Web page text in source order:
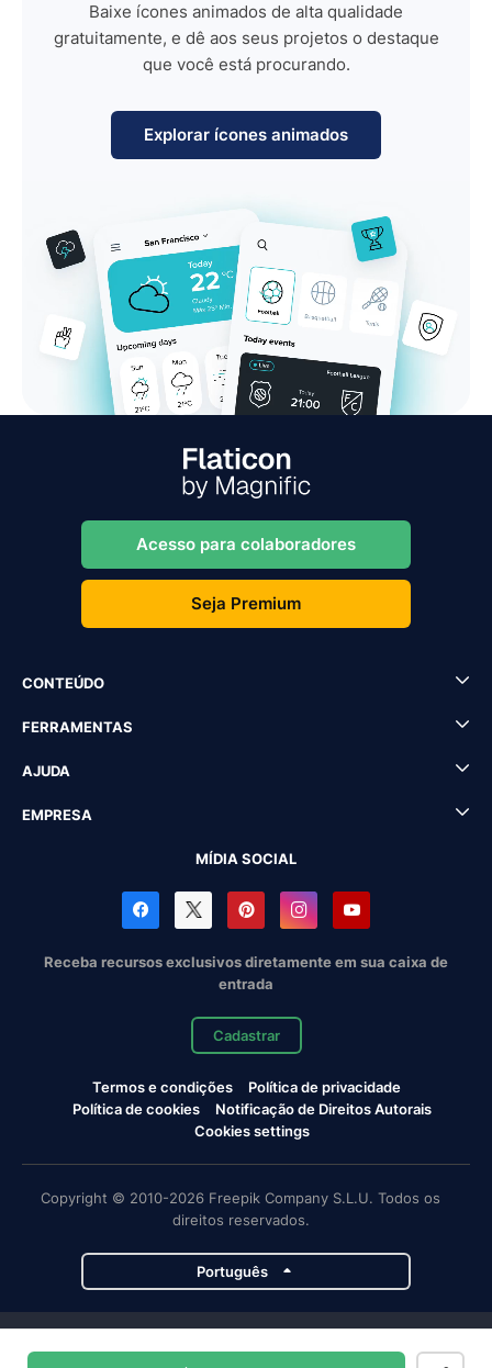
Baixe ícones animados de alta qualidade
gratuitamente, e dê aos seus projetos o destaque
que você está procurando.
Explorar ícones animados
Acesso para colaboradores
Seja Premium
CONTEÚDO
FERRAMENTAS
AJUDA
EMPRESA
MÍDIA SOCIAL
Receba recursos exclusivos diretamente em sua caixa de
entrada
Cadastrar
Termos e condições
Política de privacidade
Política de cookies
Notificação de Direitos Autorais
Cookies settings
Copyright © 2010-2026 Freepik Company S.L.U. Todos os
direitos reservados.
Português